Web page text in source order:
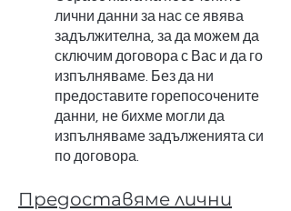
лични данни за нас се явява
задължителна, за да можем да
сключим договора с Вас и да го
изпълняваме. Без да ни
предоставите горепосочените
данни, не бихме могли да
изпълняваме задълженията си
по договора.
Предоставяме лични